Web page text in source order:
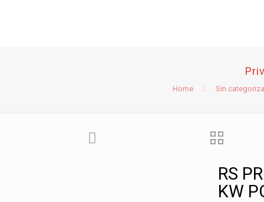
Home Sin
RS
KW